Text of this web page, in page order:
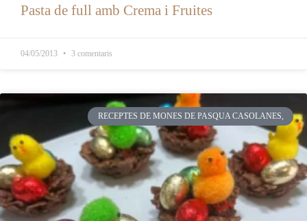
Pasta de full amb Crema i Fruites
04/05/2013 3 comentaris
RECEPTES DE MONES DE PASQUA CASOLANES,